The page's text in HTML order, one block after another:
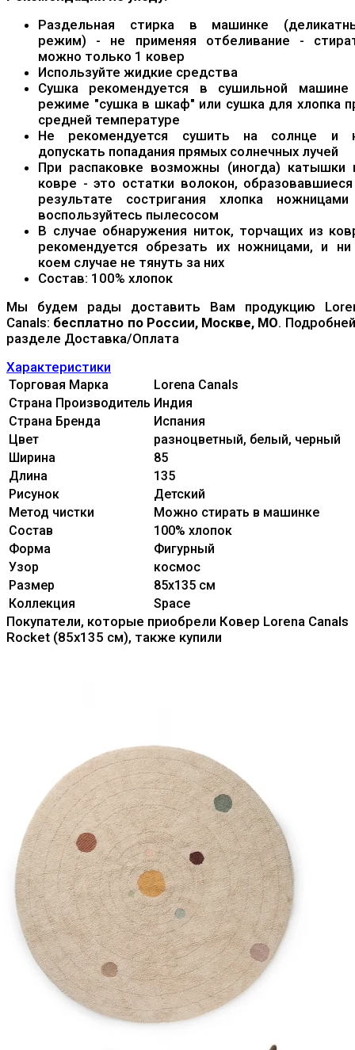
Раздельная стирка в машинке
режим) - не применяя отбеливание -
можно только 1 ковер
Используйте жидкие средства
Сушка рекомендуется в сушильной
режиме "сушка в шкаф" или сушка для хлопка
средней температуре
Не рекомендуется сушить на солнце и
допускать попадания прямых солнечных лучей
При распаковке возможны (иногда) катышки
ковре - это остатки волокон,
результате состригания хлопка
воспользуйтесь пылесосом
В случае обнаружения ниток, торчащих из
рекомендуется обрезать их ножницами, и
коем случае не тянуть за них
Состав: 100% хлопок
Мы будем рады доставить Вам продукцию
Canals: бесплатно по России, Москве, МО.
разделе Доставка/Оплата
Характеристики
Торговая Марка
Lorena Canals
Страна Производитель Индия
Страна Бренда
Испания
Цвет
разноцветный, белый, черный
Ширина
85
Длина
135
Рисунок
Детский
Метод чистки
Можно стирать в машинке
Состав
100% xлопок
Форма
Фигурный
Узор
космос
Размер
85x135 см
Коллекция
Space
Покупатели, которые приобрели Ковер Lorena Canals
Rocket (85x135 см), также купили